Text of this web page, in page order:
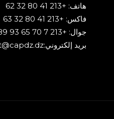
هاتف: +213 41 80 32 62
فاكس: +213 41 80 32 63
جوال: +213 7 70 65 93 89
بريد إلكتروني:contact@capdz.dz